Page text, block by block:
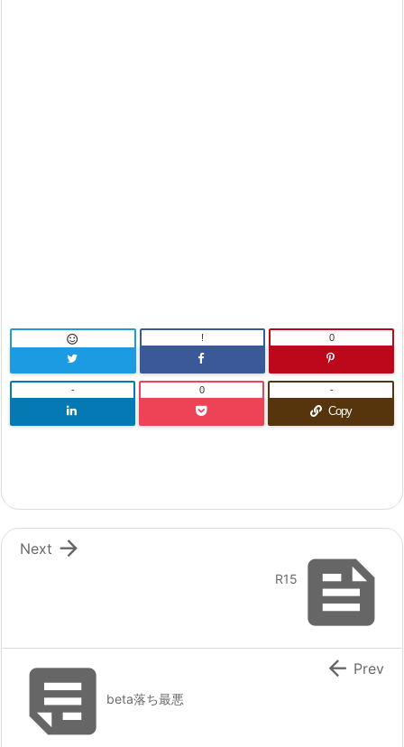
 ! 0
- 0
Copy
-

R15

Next
beta落ち最悪
 Prev